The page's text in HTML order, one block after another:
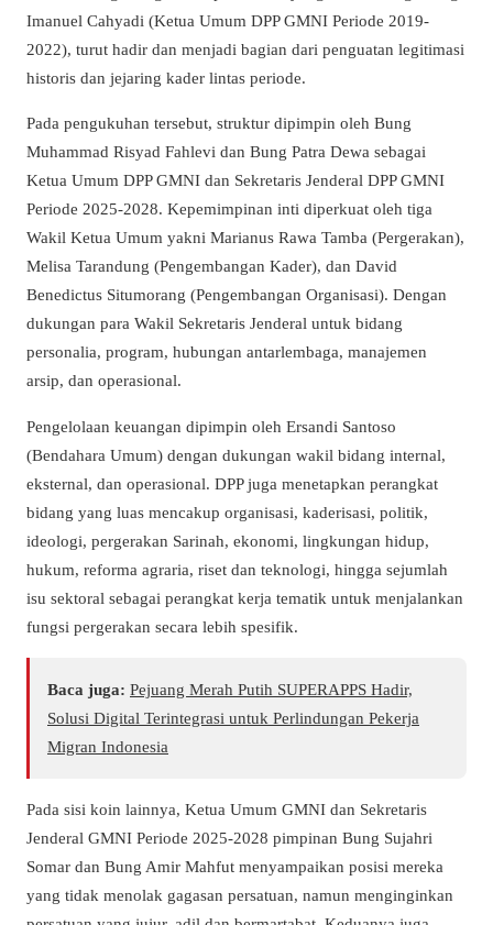
Imanuel Cahyadi (Ketua Umum DPP GMNI Periode 2019-
2022), turut hadir dan menjadi bagian dari penguatan legitimasi
historis dan jejaring kader lintas periode.
Pada pengukuhan tersebut, struktur dipimpin oleh Bung
Muhammad Risyad Fahlevi dan Bung Patra Dewa sebagai
Ketua Umum DPP GMNI dan Sekretaris Jenderal DPP GMNI
Periode 2025-2028. Kepemimpinan inti diperkuat oleh tiga
Wakil Ketua Umum yakni Marianus Rawa Tamba (Pergerakan),
Melisa Tarandung (Pengembangan Kader), dan David
Benedictus Situmorang (Pengembangan Organisasi). Dengan
dukungan para Wakil Sekretaris Jenderal untuk bidang
personalia, program, hubungan antarlembaga, manajemen
arsip, dan operasional.
Pengelolaan keuangan dipimpin oleh Ersandi Santoso
(Bendahara Umum) dengan dukungan wakil bidang internal,
eksternal, dan operasional. DPP juga menetapkan perangkat
bidang yang luas mencakup organisasi, kaderisasi, politik,
ideologi, pergerakan Sarinah, ekonomi, lingkungan hidup,
hukum, reforma agraria, riset dan teknologi, hingga sejumlah
isu sektoral sebagai perangkat kerja tematik untuk menjalankan
fungsi pergerakan secara lebih spesifik.
Baca juga: Pejuang Merah Putih SUPERAPPS Hadir,
Solusi Digital Terintegrasi untuk Perlindungan Pekerja
Migran Indonesia
Pada sisi koin lainnya, Ketua Umum GMNI dan Sekretaris
Jenderal GMNI Periode 2025-2028 pimpinan Bung Sujahri
Somar dan Bung Amir Mahfut menyampaikan posisi mereka
yang tidak menolak gagasan persatuan, namun menginginkan